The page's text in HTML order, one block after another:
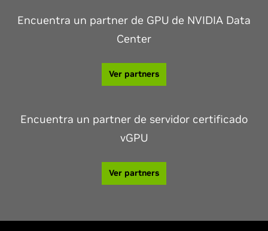
Encuentra un partner de GPU de NVIDIA Data
Center
Ver partners
Encuentra un partner de servidor certificado
vGPU
Ver partners